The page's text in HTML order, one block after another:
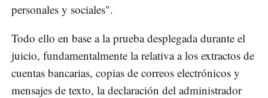
personales y sociales".
Todo ello en base a la prueba desplegada durante el
juicio, fundamentalmente la relativa a los extractos de
cuentas bancarias, copias de correos electrónicos y
mensajes de texto, la declaración del administrador